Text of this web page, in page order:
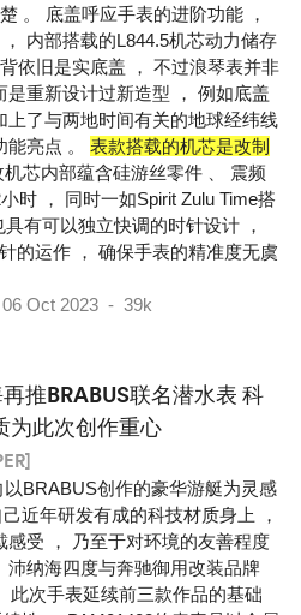
。 底盖呼应手表的进阶功能 ，
内部搭载的L844.5机芯动力储存
依旧是实底盖 ， 不过浪琴表并非
重新设计过新造型 ， 例如底盖
上了与两地时间有关的地球经纬线
亮点 。 表款搭载的机芯是改制
机芯内部蕴含硅游丝零件 、 震频
时 ， 同时一如Spirit Zulu Time搭
有可以独立快调的时针设计 ，
的运作 ， 确保手表的精准度无虞
Oct 2023 - 39k
推BRABUS联名潜水表 科
为此次创作重心
以BRABUS创作的豪华游艇为灵感
近年研发有成的科技材质身上 ，
受 ， 乃至于对环境的友善程度
沛纳海四度与奔驰御用改装品牌
此次手表延续前三款作品的基础